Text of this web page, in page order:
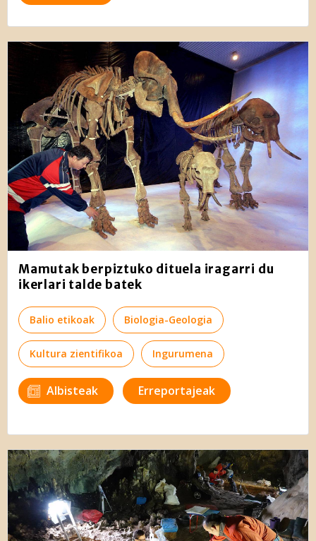
Mamutak berpiztuko dituela iragarri du
ikerlari talde batek
Balio etikoak Biologia-Geologia
Kultura zientifikoa Ingurumena
Albisteak Erreportajeak